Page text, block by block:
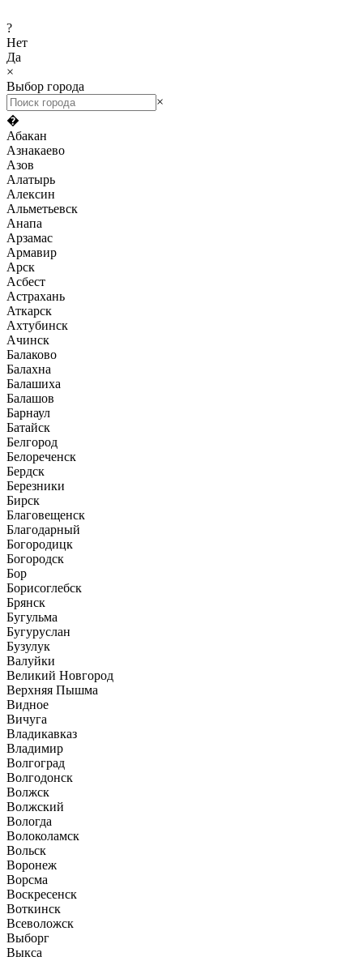
?
Нет
Да
×
Выбор города
×
�
Абакан
Азнакаево
Азов
Алатырь
Алексин
Альметьевск
Анапа
Арзамас
Армавир
Арск
Асбест
Астрахань
Аткарск
Ахтубинск
Ачинск
Балаково
Балахна
Балашиха
Балашов
Барнаул
Батайск
Белгород
Белореченск
Бердск
Березники
Бирск
Благовещенск
Благодарный
Богородицк
Богородск
Бор
Борисоглебск
Брянск
Бугульма
Бугуруслан
Бузулук
Валуйки
Великий Новгород
Верхняя Пышма
Видное
Вичуга
Владикавказ
Владимир
Волгоград
Волгодонск
Волжск
Волжский
Вологда
Волоколамск
Вольск
Воронеж
Ворсма
Воскресенск
Воткинск
Всеволожск
Выборг
Выкса